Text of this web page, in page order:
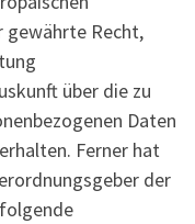
gewährte Recht,
über die zu
Daten
Ferner hat
der